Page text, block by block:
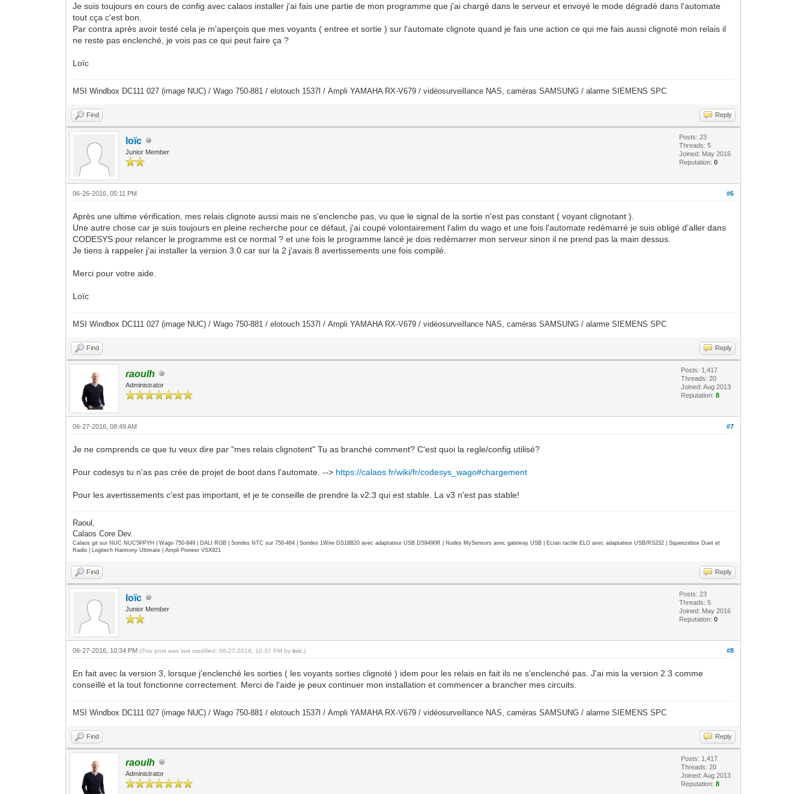
Je suis toujours en cours de config avec calaos installer j'ai fais une partie de mon programme que j'ai chargé dans le serveur et envoyé le mode dégradé dans l'automate
tout cça c'est bon.
Par contra après avoir testé cela je m'aperçois que mes voyants ( entree et sortie ) sur l'automate clignote quand je fais une action ce qui me fais aussi clignoté mon relais il
ne reste pas enclenché, je vois pas ce qui peut faire ça ?
Loïc
MSI Windbox DC111 027 (image NUC) / Wago 750-881 / elotouch 1537l / Ampli YAMAHA RX-V679 / vidéosurveillance NAS, caméras SAMSUNG / alarme SIEMENS SPC
Find Reply
loïc
Junior Member
Posts: 23
Threads: 5
Joined: May 2016
Reputation:0
#6
06-26-2016, 05:11 PM
Après une ultime vérification, mes relais clignote aussi mais ne s'enclenche pas, vu que le signal de la sortie n'est pas constant ( voyant clignotant ).
Une autre chose car je suis toujours en pleine recherche pour ce défaut, j'ai coupé volontairement l'alim du wago et une fois l'automate redémarré je suis obligé d'aller dans
CODESYS pour relancer le programme est ce normal ? et une fois le programme lancé je dois redémarrer mon serveur sinon il ne prend pas la main dessus.
Je tiens à rappeler j'ai installer la version 3.0 car sur la 2 j'avais 8 avertissements une fois compilé.
Merci pour votre aide.
Loïc
MSI Windbox DC111 027 (image NUC) / Wago 750-881 / elotouch 1537l / Ampli YAMAHA RX-V679 / vidéosurveillance NAS, caméras SAMSUNG / alarme SIEMENS SPC
Find Reply
raoulh
Administrator
Posts: 1,417
Threads: 20
Joined: Aug 2013
Reputation:8
#7
06-27-2016, 08:49 AM
Je ne comprends ce que tu veux dire par "mes relais clignotent" Tu as branché comment? C'est quoi la regle/config utilisé?
Pour codesys tu n'as pas crée de projet de boot dans l'automate. --> https://calaos.fr/wiki/fr/codesys_wago#chargement
Pour les avertissements c'est pas important, et je te conseille de prendre la v2.3 qui est stable. La v3 n'est pas stable!
Raoul,
Calaos Core Dev.
Calaos git sur NUC NUC5PPYH | Wago 750-849 | DALI RGB | Sondes NTC sur 750-464 | Sondes 1Wire DS18B20 avec adaptateur USB DS9490R | Nodes MySensors avec gateway USB | Ecran tactile ELO avec adaptateur USB/RS232 | Squeezebox Duet et
Radio | Logitech Harmony Ultimate | Ampli Pioneer VSX921
Find Reply
loïc
Junior Member
Posts: 23
Threads: 5
Joined: May 2016
Reputation:0
#8
06-27-2016, 10:34 PM(This post was last modified: 06-27-2016, 10:37 PM byloïc .)
En fait avec la version 3, lorsque j'enclenché les sorties ( les voyants sorties clignoté ) idem pour les relais en fait ils ne s'enclenché pas. J'ai mis la version 2.3 comme
conseillé et la tout fonctionne correctement. Merci de l'aide je peux continuer mon installation et commencer a brancher mes circuits.
MSI Windbox DC111 027 (image NUC) / Wago 750-881 / elotouch 1537l / Ampli YAMAHA RX-V679 / vidéosurveillance NAS, caméras SAMSUNG / alarme SIEMENS SPC
Find Reply
raoulh
Administrator
Posts: 1,417
Threads: 20
Joined: Aug 2013
Reputation:8